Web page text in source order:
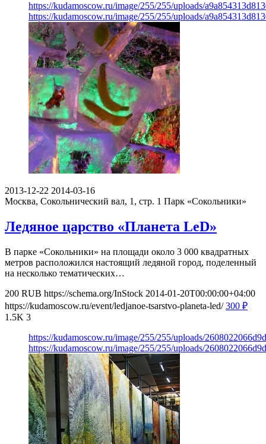
https://kudamoscow.ru/image/255/255/uploads/
https://kudamoscow.ru/image/255/255/uploads/
2013-12-22 2014-03-16
Москва, Сокольнический вал, 1, стр. 1 Парк «Сокольники»
Ледяное царство «Планета LeD»
В парке «Сокольники» на площади около 3 000 квадратных
метров расположился настоящий ледяной город, поделенный
на несколько тематических…
200 RUB https://schema.org/InStock 2014-01-20T00:00:00+04:00
https://kudamoscow.ru/event/ledjanoe-tsarstvo-planeta-led/ 300 ₽
1.5K 3
https://kudamoscow.ru/image/255/255/uploads/
https://kudamoscow.ru/image/255/255/uploads/